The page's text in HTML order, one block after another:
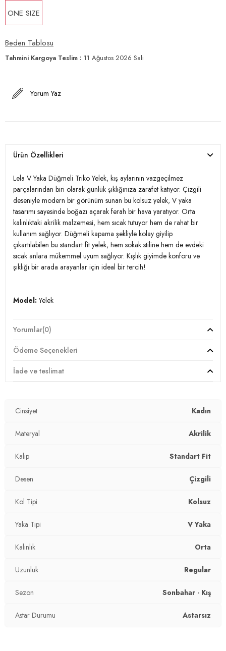
ONE SIZE
Beden Tablosu
Tahmini Kargoya Teslim : 11 Ağustos 2026 Salı
Yorum Yaz
Ürün Özellikleri
Lela V Yaka Düğmeli Triko Yelek, kış aylarının vazgeçilmez
parçalarından biri olarak günlük şıklığınıza zarafet katıyor. Çizgili
deseniyle modern bir görünüm sunan bu kolsuz yelek, V yaka
tasarımı sayesinde boğazı açarak ferah bir hava yaratıyor. Orta
kalınlıktaki akrilik malzemesi, hem sıcak tutuyor hem de rahat bir
kullanım sağlıyor. Düğmeli kapama şekliyle kolay giyilip
çıkartılabilen bu standart fit yelek, hem sokak stiline hem de evdeki
sıcak anlara mükemmel uyum sağlıyor. Kışlık giyimde konforu ve
şıklığı bir arada arayanlar için ideal bir tercih!
Model:Yelek
Desen:
Mevsim: Kışlık
Yaka Tipi:
Kapama Şekli:
Kol Tipi:
Astar Durumu:
Uzunluk:
Kalınlık:
Kalıp Bilgisi:
Yaş Grubu:
Yorumlar(0)
Ödeme Seçenekleri
İade ve teslimat
Cinsiyet Kadın
Materyal Akrilik
Kalıp Standart Fit
Desen Çizgili
Kol Tipi Kolsuz
Yaka Tipi V Yaka
Kalınlık Orta
Uzunluk Regular
Sezon Sonbahar - Kış
Astar Durumu Astarsız